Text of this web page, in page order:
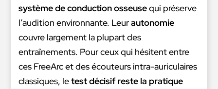
système de conduction osseusequi préserve
l’audition environnante. Leurautonomie
couvre largement la plupart des
entraînements. Pour ceux qui hésitent entre
ces FreeArc et des écouteurs intra-auriculaires
classiques, letest décisif reste la pratique